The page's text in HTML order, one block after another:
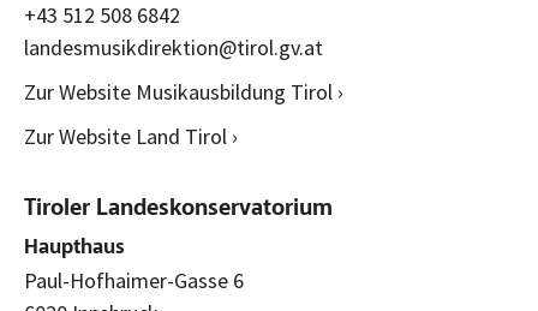
+43 512 508 6842
landesmusikdirektion@tirol.gv.at
Zur Website Musikausbildung Tirol ›
Zur Website Land Tirol ›
Tiroler Landeskonservatorium
Haupthaus
Paul-Hofhaimer-Gasse 6